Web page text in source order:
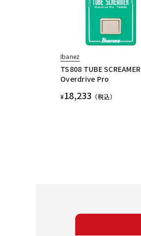
Ibanez
TS808 TUBE SCREAMER
Overdrive Pro
¥18,233 （税込）